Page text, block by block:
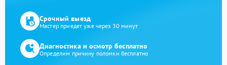
Срочный выезд
Мастер приедет уже через 30 минут
Диагностика и осмотр бесплатно
Определим причину поломки бесплатно